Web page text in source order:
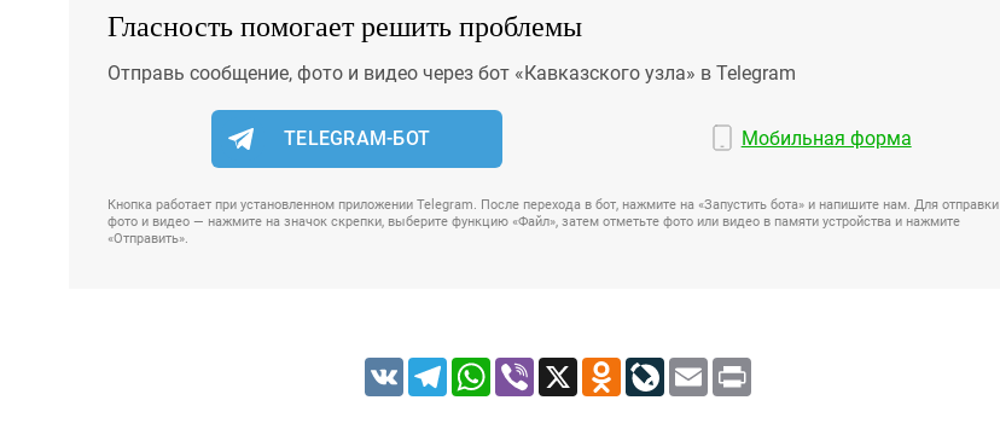
Гласность помогает решить проблемы
Отправь сообщение, фото и видео через бот «Кавказского узла» в Telegram
TELEGRAM-БОТ Мобильная форма
Кнопка работает при установленном приложении Telegram. После перехода в бот, нажмите на «Запустить бота» и напишите нам. Для отправки
фото и видео — нажмите на значок скрепки, выберите функцию «Файл», затем отметьте фото или видео в памяти устройства и нажмите
«Отправить».
VK TelegramWhatsApp
Viber X Odnoklassniki
LiveJournal
Email